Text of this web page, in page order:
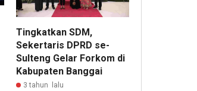
Tingkatkan SDM,
Sekertaris DPRD se-
Sulteng Gelar Forkom di
Kabupaten Banggai
3 tahun lalu